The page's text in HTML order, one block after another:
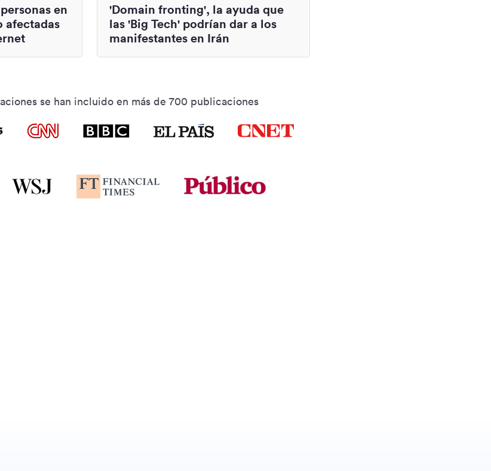
en
afectadas
'Domain fronting', la ayuda que
las 'Big Tech' podrían dar a los
manifestantes en Irán
se han incluido en más de 700 publicaciones